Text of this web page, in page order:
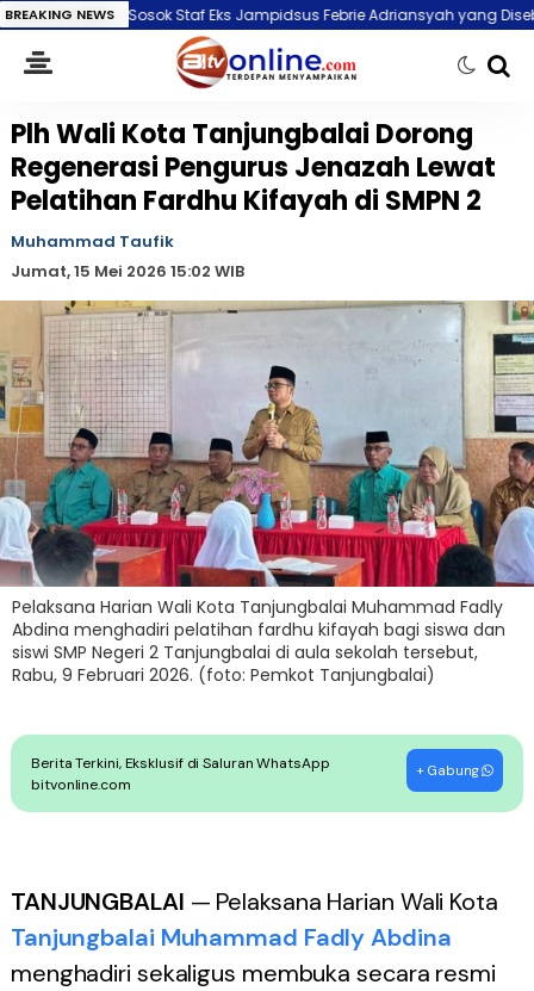
BREAKING NEWS
Staf Eks Jampidsus Febrie Adriansyah yang Disebut Antar Jasad
Plh Wali Kota Tanjungbalai Dorong
Regenerasi Pengurus Jenazah Lewat
Pelatihan Fardhu Kifayah di SMPN 2
Muhammad Taufik
Jumat, 15 Mei 2026 15:02 WIB
Pelaksana Harian Wali Kota Tanjungbalai Muhammad Fadly
Abdina menghadiri pelatihan fardhu kifayah bagi siswa dan
siswi SMP Negeri 2 Tanjungbalai di aula sekolah tersebut,
Rabu, 9 Februari 2026. (foto: Pemkot Tanjungbalai)
Berita Terkini, Eksklusif di Saluran WhatsApp
bitvonline.com
+ Gabung
TANJUNGBALAI — Pelaksana Harian Wali Kota
Tanjungbalai Muhammad Fadly Abdina
menghadiri sekaligus membuka secara resmi